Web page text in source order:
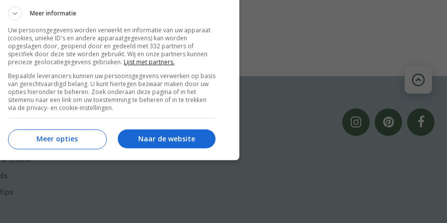
comfortfood.
een recept voor elke gelegenheid. De
die je in minder dan 15 of 30
het weekend of met vrienden van te
ontbijtjes om thuis van te genieten als je
voor zoetekauwen.
van nieuwe favorieten als:
van Food and Friends
& Travel
Meer informatie
Uw persoonsgegevens worden verwerkt en informatie van uw apparaat
(cookies, unieke ID's en andere apparaatgegevens) kan worden
opgeslagen door, geopend door en gedeeld met 332 partners of
specifiek door deze site worden gebruikt. Wij en onze partners kunnen
precieze geolocatiegegevens gebruiken. Lijst met partners.
Bepaalde leveranciers kunnen uw persoonsgegevens verwerken op basis
van gerechtvaardigd belang. U kunt hiertegen bezwaar maken door uw
opties hieronder te beheren. Zoek onderaan deze pagina of in het
sitemenu naar een link om uw toestemming te beheren of in te trekken
via de privacy- en cookie-instellingen.
Naar de website
Meer opties